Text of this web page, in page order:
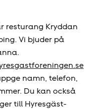
resturang Kryddan
Vi bjuder på
namn, telefon,
Du kan också
till Hyresgäst­